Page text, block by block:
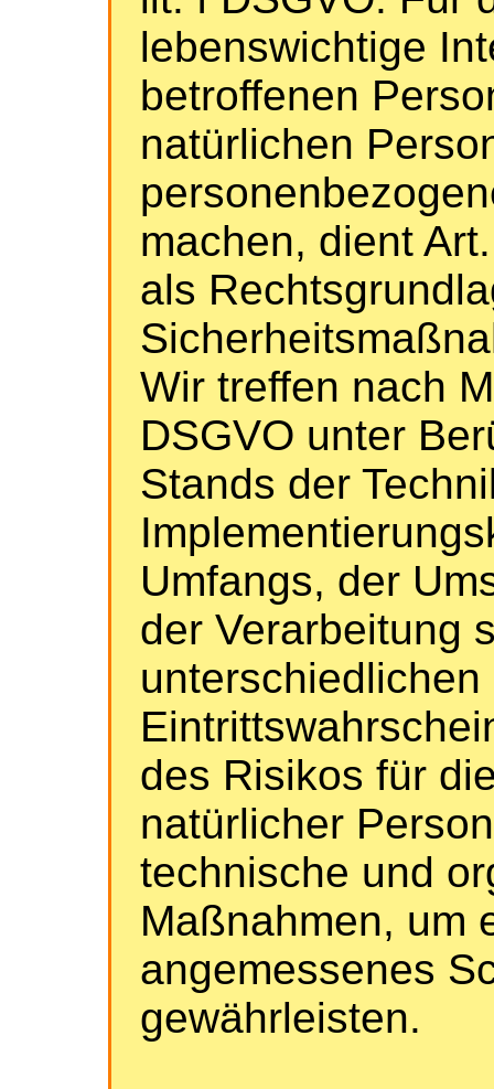
lebenswichtige
betroffenen
natürlichen
machen, dient
als
Wir treffen nach
DSGVO unter
Stands der
Umfangs, der
der Verarbeitung
unterschiedlichen
des Risikos für
natürlicher
technische und
Maßnahmen, um
angemessenes
gewährleisten.